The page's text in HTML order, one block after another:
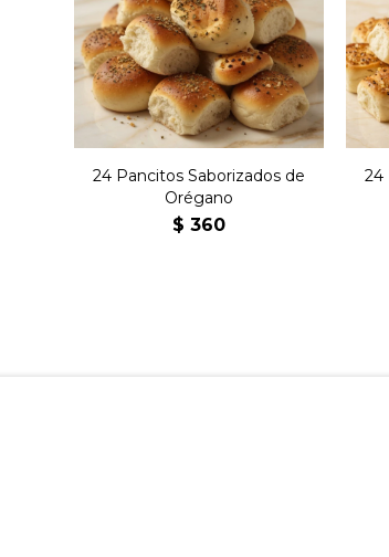
24 pancitos saborizados
de orégano.
24 Pancitos Saborizados de
Orégano
$ 360
24